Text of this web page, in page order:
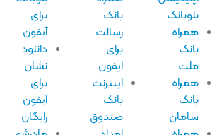
بلوبانک
همراه
همراه
سامان
رسالت
ایفون
اینترنت
صندوق
آیفون
دانلود
نشان
آیفون
رایگان